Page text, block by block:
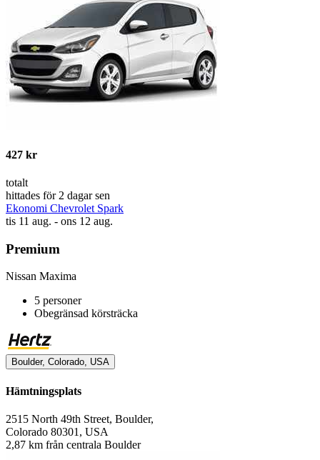
427 kr
totalt
hittades för 2 dagar sen
Ekonomi Chevrolet Spark
tis 11 aug. - ons 12 aug.
Premium
Nissan Maxima
5 personer
Obegränsad körsträcka
Boulder, Colorado, USA
Hämtningsplats
2515 North 49th Street, Boulder,
Colorado 80301, USA
2,87 km från centrala Boulder